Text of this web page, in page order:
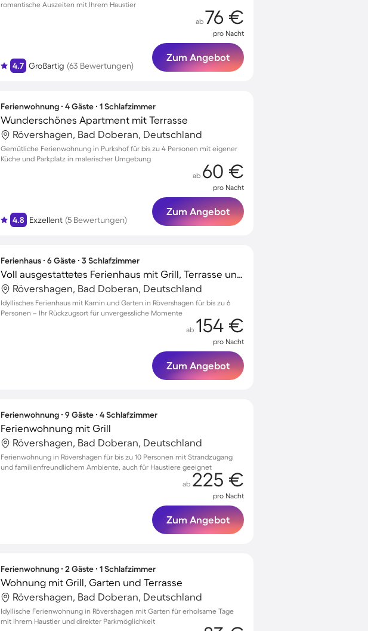
romantische Auszeiten mit Ihrem Haustier
4.7 Großartig (63 Bewertungen)
ab 76 €
pro Nacht
Zum Angebot
Ferienwohnung ∙ 4 Gäste ∙ 1 Schlafzimmer
Wunderschönes Apartment mit Terrasse
Rövershagen, Bad Doberan, Deutschland
Gemütliche Ferienwohnung in Purkshof für bis zu 4 Personen mit eigener
Küche und Parkplatz in malerischer Umgebung
4.8 Exzellent (5 Bewertungen)
ab 60 €
pro Nacht
Zum Angebot
Ferienhaus ∙ 6 Gäste ∙ 3 Schlafzimmer
Voll ausgestattetes Ferienhaus mit Grill, Terrasse und Garten
Rövershagen, Bad Doberan, Deutschland
Idyllisches Ferienhaus mit Kamin und Garten in Rövershagen für bis zu 6
Personen – Ihr Rückzugsort für unvergessliche Momente
ab 154 €
pro Nacht
Zum Angebot
Ferienwohnung ∙ 9 Gäste ∙ 4 Schlafzimmer
Ferienwohnung mit Grill
Rövershagen, Bad Doberan, Deutschland
Ferienwohnung in Rövershagen für bis zu 10 Personen mit Strandzugang
und familienfreundlichem Ambiente, auch für Haustiere geeignet
ab 225 €
pro Nacht
Zum Angebot
Ferienwohnung ∙ 2 Gäste ∙ 1 Schlafzimmer
Wohnung mit Grill, Garten und Terrasse
Rövershagen, Bad Doberan, Deutschland
Idyllische Ferienwohnung in Rövershagen mit Garten für erholsame Tage
mit Ihrem Haustier und direkter Parkmöglichkeit